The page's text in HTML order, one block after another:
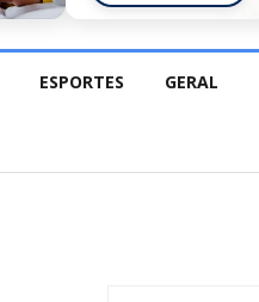
ESPORTES GERAL